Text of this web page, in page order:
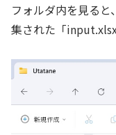
フォルダ内を見る
集された「